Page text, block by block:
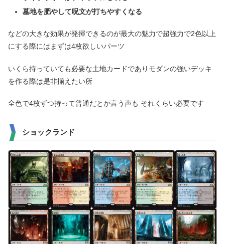
墓地を肥やして呪文が打ちやすくなる
などの大きな効果が発揮できるのが最大の魅力で超強力で2色以上
にする際にはまずは4枚欲しいパーツ
いくら持っていても必要な土地カードでありモダンの強いデッキ
を作る際は是非揃えたい所
全色で4枚ずつ持って普通だとか言う声も それくらい必要です
ショックランド